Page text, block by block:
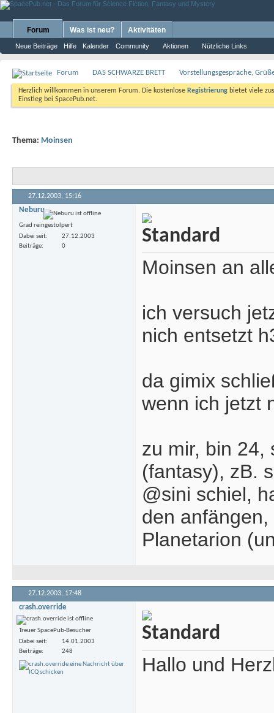
Forum
Neue Beiträge Hilfe Kalender Community Aktionen Nützliche Links
Was ist neu? Aktivitäten
Forum DAS SCHWARZE BRETT Vorstellungsgespräche,
Herzlich willkommen in unserem Forum. Die kostenlose Registrierung bietet viele
Einstieg bei SpacePub.net.
Thema: Moinsen
27.12.2003, 15:16
Neburu
Grad reingestolpert
Dabei seit
27.12.2003
Beiträge
0
Moinsen an
ich versuch
nich entsetzt
da gimix
wenn ich jetzt
zu mir, bin 24,
(fantasy), zB.
@sini schiel,
den
Planetarion
27.12.2003, 17:48
crash.override
Treuer SpacePub-Besucher
Dabei seit
14.01.2003
Beiträge
248
Hallo und